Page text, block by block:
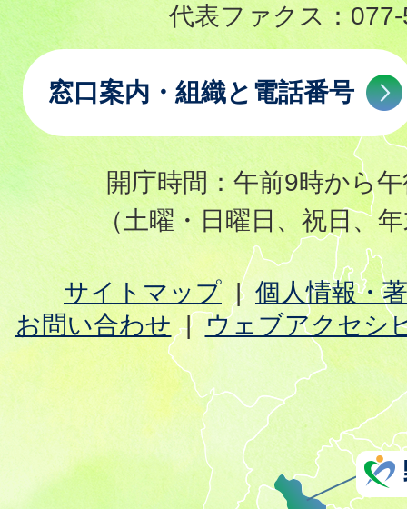
代表ファクス：
窓口案内・組織と電話番号
開庁時間：午前9時から
（土曜・日曜日、祝日、
サイトマップ
個人情報・
お問い合わせ
ウェブアクセシ